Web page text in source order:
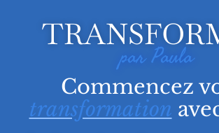
par Paula
Commencez
transformation